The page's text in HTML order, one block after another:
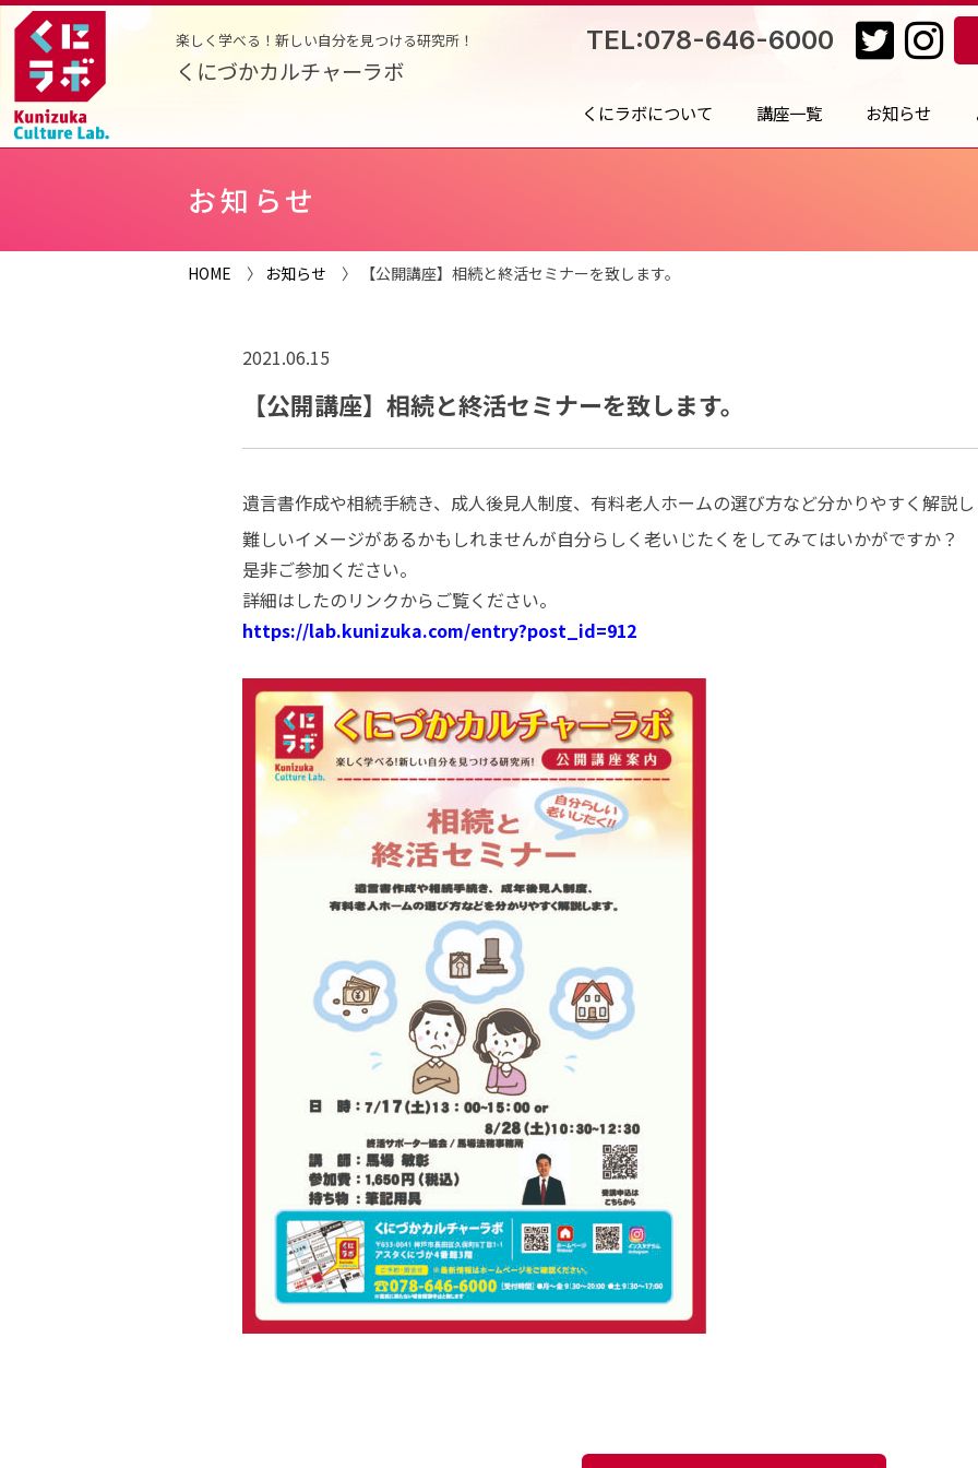
楽しく学べる！新しい自分を見つける研究所！
くにづかカルチャーラボ
くにラボについて 講座一覧 お知らせ
TEL:078-646-6000
お知らせ
HOME 〉 お知らせ 〉 【公開講座】相続と終活セミナーを致します。
2021.06.15
【公開講座】相続と終活セミナーを致します。
遺言書作成や相続手続き、成人後見人制度、有料老人ホームの選び方など分かりやすく解説
難しいイメージがあるかもしれませんが自分らしく老いじたくをしてみてはいかがですか？
是非ご参加ください。
詳細はしたのリンクからご覧ください。
https://lab.kunizuka.com/entry?post_id=912